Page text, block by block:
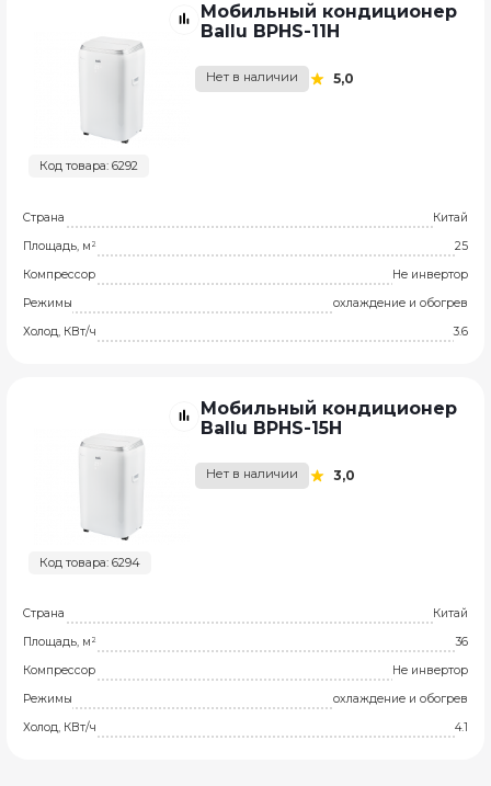
Код товара: 6292
Мобильный кондиционер
Ballu BPHS-11H
Нет в наличии 5,0
Страна
Китай
Площадь, м²
25
Компрессор
Не инвертор
Режимы
охлаждение и обогрев
Холод, КВт/ч
3.6
Код товара: 6294
Мобильный кондиционер
Ballu BPHS-15H
Нет в наличии 3,0
Страна
Китай
Площадь, м²
36
Компрессор
Не инвертор
Режимы
охлаждение и обогрев
Холод, КВт/ч
4.1